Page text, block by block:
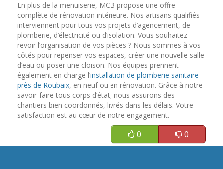
En plus de la menuiserie, MCB propose une offre
complète de rénovation intérieure. Nos artisans qualifiés
interviennent pour tous vos projets d’agencement, de
plomberie, d’électricité ou d’isolation. Vous souhaitez
revoir l’organisation de vos pièces ? Nous sommes à vos
côtés pour repenser vos espaces, créer une nouvelle salle
d’eau ou poser une cloison. Nos équipes prennent
également en charge l’installation de plomberie sanitaire
près de Roubaix, en neuf ou en rénovation. Grâce à notre
savoir-faire tous corps d’état, nous assurons des
chantiers bien coordonnés, livrés dans les délais. Votre
satisfaction est au cœur de notre engagement.
0 0